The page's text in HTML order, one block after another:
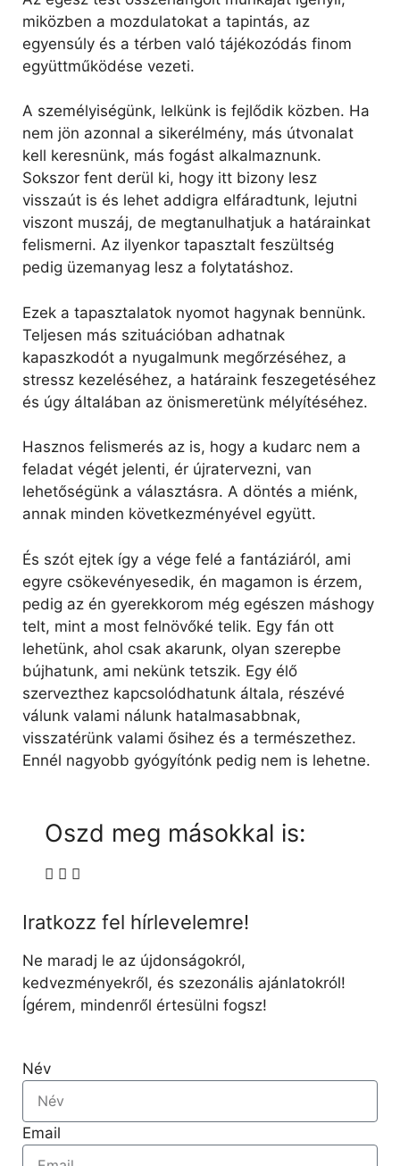
miközben a mozdulatokat a tapintás, az
egyensúly és a térben való tájékozódás finom
együttműködése vezeti.
A személyiségünk, lelkünk is fejlődik közben. Ha
nem jön azonnal a sikerélmény, más útvonalat
kell keresnünk, más fogást alkalmaznunk.
Sokszor fent derül ki, hogy itt bizony lesz
visszaút is és lehet addigra elfáradtunk, lejutni
viszont muszáj, de megtanulhatjuk a határainkat
felismerni. Az ilyenkor tapasztalt feszültség
pedig üzemanyag lesz a folytatáshoz.
Ezek a tapasztalatok nyomot hagynak bennünk.
Teljesen más szituációban adhatnak
kapaszkodót a nyugalmunk megőrzéséhez, a
stressz kezeléséhez, a határaink feszegetéséhez
és úgy általában az önismeretünk mélyítéséhez.
Hasznos felismerés az is, hogy a kudarc nem a
feladat végét jelenti, ér újratervezni, van
lehetőségünk a választásra. A döntés a miénk,
annak minden következményével együtt.
És szót ejtek így a vége felé a fantáziáról, ami
egyre csökevényesedik, én magamon is érzem,
pedig az én gyerekkorom még egészen máshogy
telt, mint a most felnövőké telik. Egy fán ott
lehetünk, ahol csak akarunk, olyan szerepbe
bújhatunk, ami nekünk tetszik. Egy élő
szervezthez kapcsolódhatunk általa, részévé
válunk valami nálunk hatalmasabbnak,
visszatérünk valami ősihez és a természethez.
Ennél nagyobb gyógyítónk pedig nem is lehetne.
Oszd meg másokkal is:
Iratkozz fel hírlevelemre!
Ne maradj le az újdonságokról,
kedvezményekről, és szezonális ajánlatokról!
Ígérem, mindenről értesülni fogsz!
Név
Email